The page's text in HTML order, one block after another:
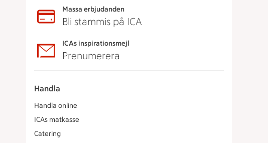
Massa erbjudanden
Bli stammis på ICA
ICAs inspirationsmejl
Prenumerera
Handla
Handla online
ICAs matkasse
Catering